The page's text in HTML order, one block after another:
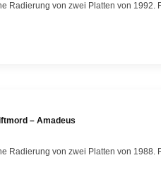
Radierung von zwei Platten von 1992.
– Amadeus
Radierung von zwei Platten von 1988.